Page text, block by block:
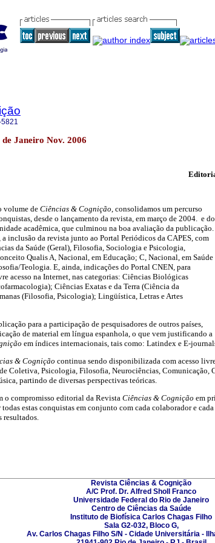
Janeiro Nov. 2006
volume de Ciências & Cognição, consolidamos um percurso
desde o lançamento da revista, em março de 2004. e do
acadêmica, que culminou na boa avaliação da publicação.
inclusão da revista junto ao Portal Periódicos da CAPES, com
da Saúde (Geral), Filosofia, Sociologia e Psicologia,
Qualis A, Nacional, em Educação; C, Nacional, em Saúde
Teologia. E, ainda, indicações do Portal CNEN, para
acesso na Internet, nas categorias: Ciências Biológicas
Ciências Exatas e da Terra (Ciência da
(Filosofia, Psicologia); Lingüística, Letras e Artes
para a participação de pesquisadores de outros países,
de material em língua espanhola, o que vem justificando a
em índices internacionais, tais como: Latindex e E-
& Cognição continua sendo disponibilizada com acesso
Coletiva, Psicologia, Filosofia, Neurociências, Comunicação,
partindo de diversas perspectivas teóricas.
o compromisso editorial da RevistaCiências & Cognição em
estas conquistas em conjunto com cada colaborador e
resultados.
Revista Ciências & Cognição
A/C Prof. Dr. Alfred Sholl Franco
Universidade Federal do Rio de Janeiro
Centro de Ciências da Saúde
Instituto de Biofísica Carlos Chagas Filho
Sala G2-032, Bloco G,
Av. Carlos Chagas Filho S/N - Cidade Universitária -